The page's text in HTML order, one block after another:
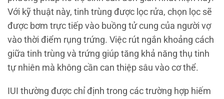
Với kỹ thuật này, tinh trùng được lọc rửa, chọn lọc sẽ
được bơm trực tiếp vào buồng tử cung của người vợ
vào thời điểm rụng trứng. Việc rút ngắn khoảng cách
giữa tinh trùng và trứng giúp tăng khả năng thụ tinh
tự nhiên mà không cần can thiệp sâu vào cơ thể.
IUI thường được chỉ định trong các trường hợp hiếm